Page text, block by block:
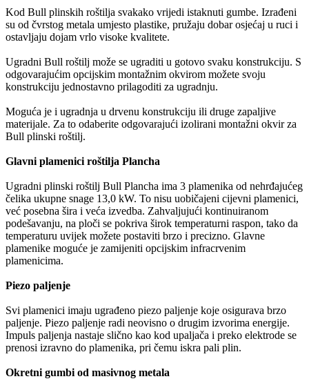
Kod Bull plinskih roštilja svakako vrijedi istaknuti gumbe. Izrađeni
su od čvrstog metala umjesto plastike, pružaju dobar osjećaj u ruci i
ostavljaju dojam vrlo visoke kvalitete.
Ugradni Bull roštilj može se ugraditi u gotovo svaku konstrukciju. S
odgovarajućim opcijskim montažnim okvirom možete svoju
konstrukciju jednostavno prilagoditi za ugradnju.
Moguća je i ugradnja u drvenu konstrukciju ili druge zapaljive
materijale. Za to odaberite odgovarajući izolirani montažni okvir za
Bull plinski roštilj.
Glavni plamenici roštilja Plancha
Ugradni plinski roštilj Bull Plancha ima 3 plamenika od nehrđajućeg
čelika ukupne snage 13,0 kW. To nisu uobičajeni cijevni plamenici,
već posebna šira i veća izvedba. Zahvaljujući kontinuiranom
podešavanju, na ploči se pokriva širok temperaturni raspon, tako da
temperaturu uvijek možete postaviti brzo i precizno. Glavne
plamenike moguće je zamijeniti opcijskim infracrvenim
plamenicima.
Piezo paljenje
Svi plamenici imaju ugrađeno piezo paljenje koje osigurava brzo
paljenje. Piezo paljenje radi neovisno o drugim izvorima energije.
Impuls paljenja nastaje slično kao kod upaljača i preko elektrode se
prenosi izravno do plamenika, pri čemu iskra pali plin.
Okretni gumbi od masivnog metala